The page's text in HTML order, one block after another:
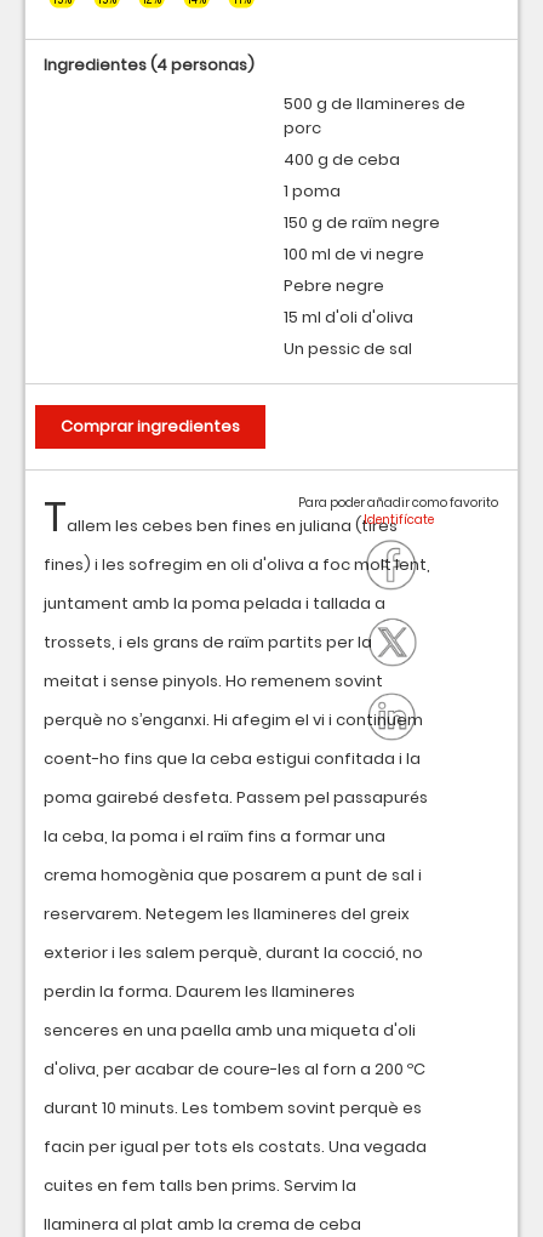
Tallem les cebes ben fines en juliana (tires
fines) i les sofregim en oli d'oliva a foc molt lent,
juntament amb la poma pelada i tallada a
trossets, i els grans de raïm partits per la
meitat i sense pinyols. Ho remenem sovint
perquè no s’enganxi. Hi afegim el vi i continuem
coent-ho fins que la ceba estigui confitada i la
poma gairebé desfeta. Passem pel passapurés
la ceba, la poma i el raïm fins a formar una
crema homogènia que posarem a punt de sal i
reservarem. Netegem les llamineres del greix
exterior i les salem perquè, durant la cocció, no
perdin la forma. Daurem les llamineres
senceres en una paella amb una miqueta d'oli
d'oliva, per acabar de coure-les al forn a 200 ºC
durant 10 minuts. Les tombem sovint perquè es
facin per igual per tots els costats. Una vegada
cuites en fem talls ben prims. Servim la
llaminera al plat amb la crema de ceba
Para poder añadir como favorito
Ingredientes(4 personas)
500 g de llamineres de
porc
400 g de ceba
1 poma
150 g de raïm negre
100 ml de vi negre
Pebre negre
15 ml d'oli d'oliva
Un pessic de sal
Comprar ingredientes